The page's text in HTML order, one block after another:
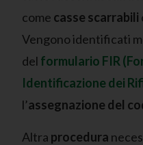
come casse scarrabili
Vengono identificati
del formulario FIR
Identificazione dei
l’assegnazione del
Altra procedura